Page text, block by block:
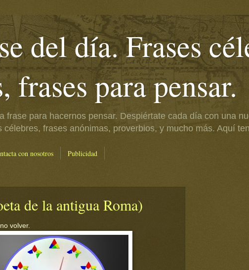
del día. Frases
frases para pensar.
frase para hacernos pensar. Despiértate cada día con una
célebres, frases anónimas, proverbios, y mucho más. Aquí
con nosotros Publicidad
de la antigua Roma)
volver.